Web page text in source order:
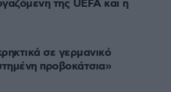
της UEFA και η
σε γερμανικό
προβοκάτσια»